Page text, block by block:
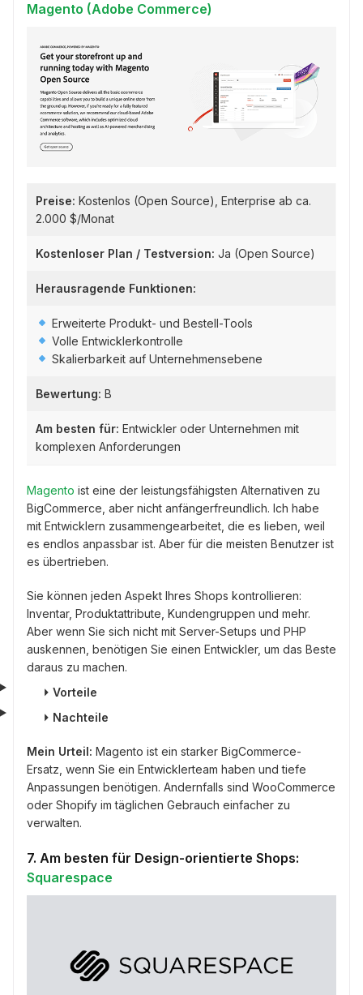
Magento (Adobe Commerce)
Preise: Kostenlos (Open Source), Enterprise ab ca.
2.000 $/Monat
Kostenloser Plan / Testversion: Ja (Open Source)
Herausragende Funktionen:
Erweiterte Produkt- und Bestell-Tools
Volle Entwicklerkontrolle
Skalierbarkeit auf Unternehmensebene
Bewertung: B
Am besten für: Entwickler oder Unternehmen mit
komplexen Anforderungen
Magento ist eine der leistungsfähigsten Alternativen zu
BigCommerce, aber nicht anfängerfreundlich. Ich habe
mit Entwicklern zusammengearbeitet, die es lieben, weil
es endlos anpassbar ist. Aber für die meisten Benutzer ist
es übertrieben.
Sie können jeden Aspekt Ihres Shops kontrollieren:
Inventar, Produktattribute, Kundengruppen und mehr.
Aber wenn Sie sich nicht mit Server-Setups und PHP
auskennen, benötigen Sie einen Entwickler, um das Beste
daraus zu machen.
⏵ Vorteile
⏵ Nachteile
Mein Urteil: Magento ist ein starker BigCommerce-
Ersatz, wenn Sie ein Entwicklerteam haben und tiefe
Anpassungen benötigen. Andernfalls sind WooCommerce
oder Shopify im täglichen Gebrauch einfacher zu
verwalten.
7. Am besten für Design-orientierte Shops:
Squarespace